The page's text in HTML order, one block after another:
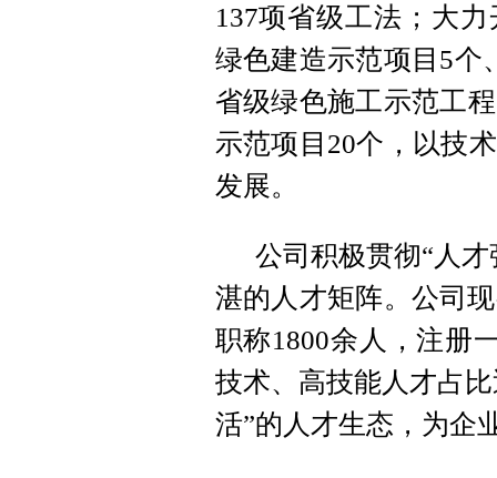
137项省级工法；大
绿色建造示范项目5个
省级绿色施工示范工
示范项目20个，以技
发展。
公司积极贯彻“人
湛的人才矩阵。公司
职称1800余人，注册
技术、高技能人才占
活”的人才生态，为企